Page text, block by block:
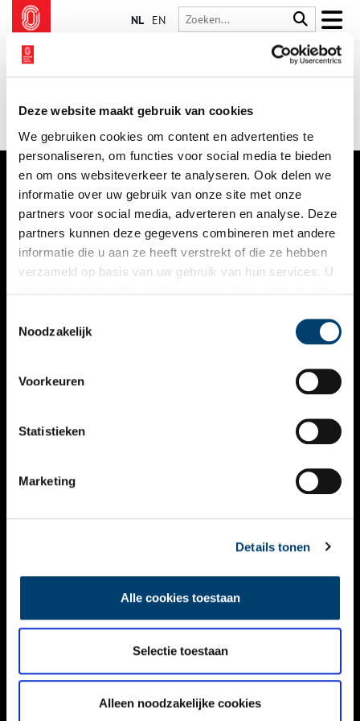
Deze website maakt gebruik van cookies
We gebruiken cookies om content en advertenties te
personaliseren, om functies voor social media te bieden
en om ons websiteverkeer te analyseren. Ook delen we
informatie over uw gebruik van onze site met onze
partners voor social media, adverteren en analyse. Deze
partners kunnen deze gegevens combineren met andere
informatie die u aan ze heeft verstrekt of die ze hebben
verzameld op basis van uw gebruik van hun services. U
Noodzakelijk
Voorkeuren
Statistieken
Marketing
Details tonen
Alle cookies toestaan
Selectie toestaan
Alleen noodzakelijke cookies
NL EN
VERHALEN
NIEUWS
KALENDER
ACTIVITEITEN
NIEUWSBRIEF
DISCLAIMER
TOEGANKELIJKHEID
Volg ONH op social media